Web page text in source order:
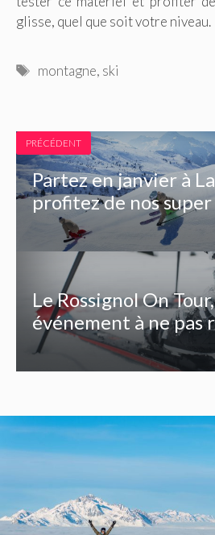
glisse, quel que soit votre niveau.
Étiquettes
montagne, ski
PRÉCÉDENT
Partez en janvier à
profitez de nos
Le Rossignol On
événement à ne pas